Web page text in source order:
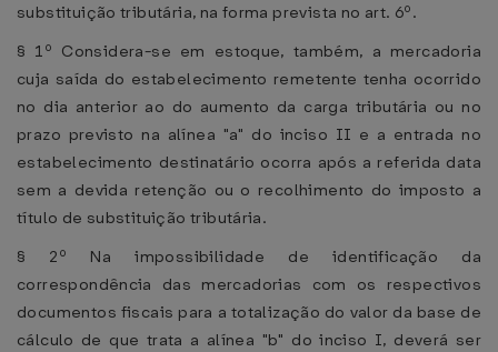
substituição tributária, na forma prevista no art. 6º.
§ 1º Considera-se em estoque, também, a mercadoria
cuja saída do estabelecimento remetente tenha ocorrido
no dia anterior ao do aumento da carga tributária ou no
prazo previsto na alínea "a" do inciso II e a entrada no
estabelecimento destinatário ocorra após a referida data
sem a devida retenção ou o recolhimento do imposto a
título de substituição tributária.
§ 2º Na impossibilidade de identificação da
correspondência das mercadorias com os respectivos
documentos fiscais para a totalização do valor da base de
cálculo de que trata a alínea "b" do inciso I, deverá ser